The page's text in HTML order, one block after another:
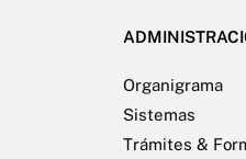
Organigrama
Sistemas
Trámites &